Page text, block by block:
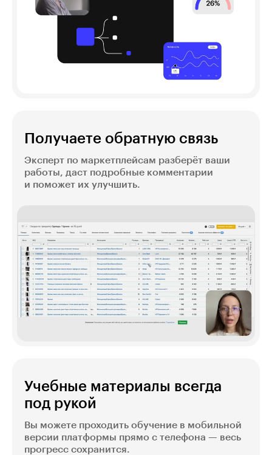
Получаете обратную связь
Эксперт по маркетплейсам разберёт ваши
работы, даст подробные комментарии
и поможет их улучшить.
Учебные материалы всегда
под рукой
Вы можете проходить обучение в мобильной
версии платформы прямо с телефона — весь
прогресс сохранится.